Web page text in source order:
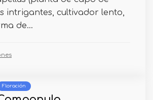
intrigantes, cultivador lento,
de...
Floración